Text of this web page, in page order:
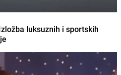
luksuznih i sportskih